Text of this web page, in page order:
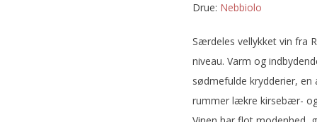
Drue:
nebbiolo
Særdeles vellykket vin fra
niveau. Varm og
sødmefulde krydderier, en
rummer lækre kirsebær-